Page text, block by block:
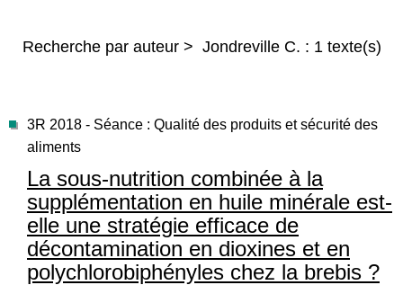
Recherche par auteur > Jondreville C. : 1 texte(s)
3R 2018 - Séance : Qualité des produits et sécurité des
aliments
La sous-nutrition combinée à la
supplémentation en huile minérale est-
elle une stratégie efficace de
décontamination en dioxines et en
polychlorobiphényles chez la brebis ?